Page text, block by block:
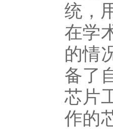
统，
在学
的情
备了
芯片
作的